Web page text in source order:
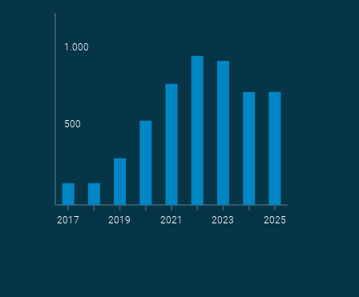
-Vermeidung
2017 2019 2021 2023 2025
500
1.000